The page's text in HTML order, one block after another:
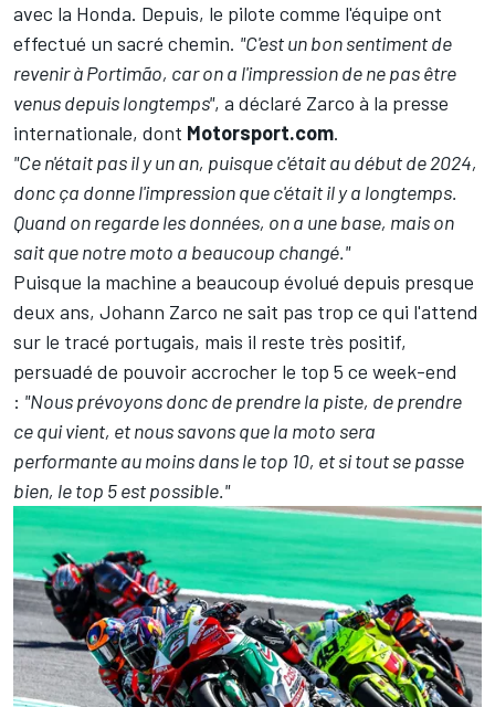
avec la Honda. Depuis, le pilote comme l'équipe ont
effectué un sacré chemin. "C'est un bon sentiment de
revenir à Portimão, car on a l'impression de ne pas être
venus depuis longtemps", a déclaré Zarco à la presse
internationale, dont Motorsport.com.
"Ce n'était pas il y un an, puisque c'était au début de 2024,
donc ça donne l'impression que c'était il y a longtemps.
Quand on regarde les données, on a une base, mais on
sait que notre moto a beaucoup changé."
Puisque la machine a beaucoup évolué depuis presque
deux ans, Johann Zarco ne sait pas trop ce qui l'attend
sur le tracé portugais, mais il reste très positif,
persuadé de pouvoir accrocher le top 5 ce week-end
: "Nous prévoyons donc de prendre la piste, de prendre
ce qui vient, et nous savons que la moto sera
performante au moins dans le top 10, et si tout se passe
bien, le top 5 est possible."